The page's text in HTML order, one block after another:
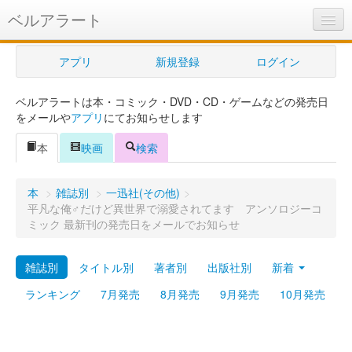
ベルアラート
ベルアラートとは
ヘルプ
新規登録
ログイン
購入管理
プレミアム
アプリ 新規登録 ログイン
ベルアラートは本・コミック・DVD・CD・ゲームなどの発売日
をメールやアプリ にてお知らせします
本
映画 検索
本 > 雑誌別 > 一迅社(その他) >
平凡な俺♂だけど異世界で溺愛されてます アンソロジーコ
ミック 最新刊の発売日をメールでお知らせ
雑誌別 タイトル別 著者別 出版社別
新着
ランキング
7月発売 8月発売 9月発売 10月発売